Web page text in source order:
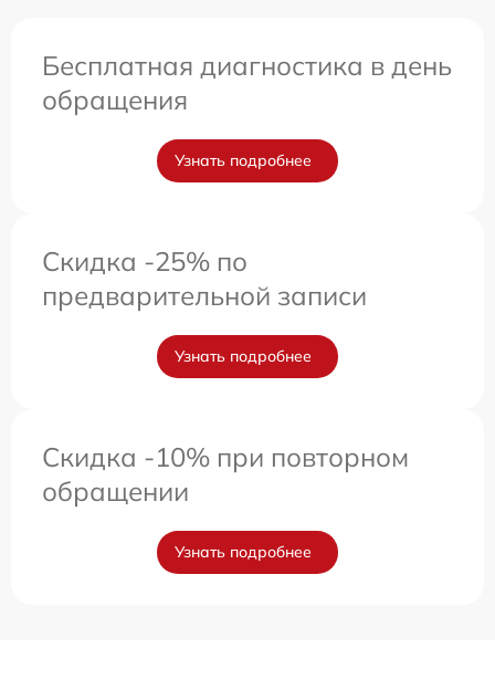
Бесплатная диагностика в день
обращения
Узнать подробнее
Скидка -25% по
предварительной записи
Узнать подробнее
Скидка -10% при повторном
обращении
Узнать подробнее